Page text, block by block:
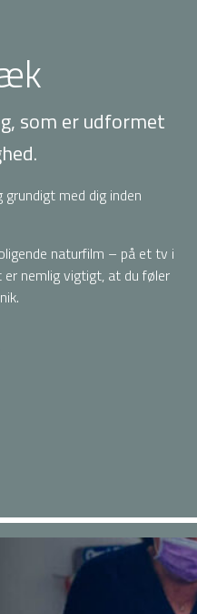
som er udformet
med dig inden
naturfilm – på et tv i
nemlig vigtigt, at du føler